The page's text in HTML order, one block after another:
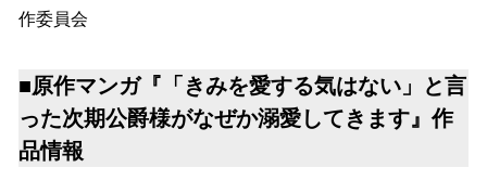
作委員会
■原作マンガ『「きみを愛する気はない」と言
った次期公爵様がなぜか溺愛してきます』作
品情報